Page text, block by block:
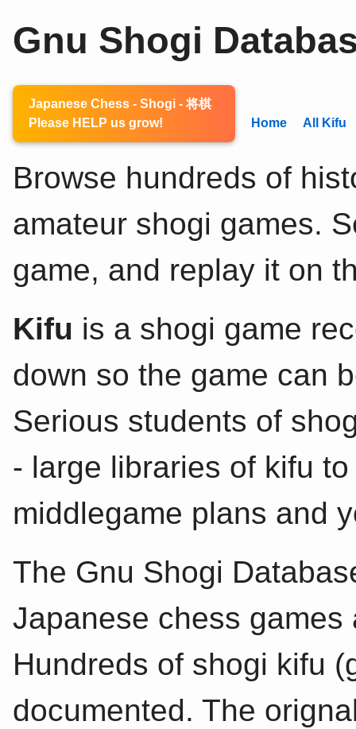
Gnu Shogi
Japanese Chess - Shogi - 将棋
Please HELP us grow!
Home All Kifu
Browse hundreds of
amateur shogi games.
game, and replay it on
Kifu is a shogi game
down so the game can
Serious students of
- large libraries of kifu
middlegame plans and
The Gnu Shogi
Japanese chess
Hundreds of shogi kifu
documented. The